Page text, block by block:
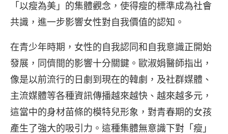
「以瘦為美」的集體觀念，使得瘦的標準成為社會
共識，進一步影響女性對自我價值的認知。
在青少年時期，女性的自我認同和自我意識正開始
發展，同儕間的影響十分關鍵。歐淑娟醫師指出，
像是以前流行的日劇到現在的韓劇，及社群媒體、
主流媒體等各種資訊傳播越來越快、越來越多元，
這當中的身材苗條的模特兒形象，對青春期的女孩
產生了強大的吸引力。這種集體無意識下對「瘦」